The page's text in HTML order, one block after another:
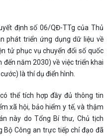
định số 06/QĐ-TTg của Thủ
phát triển ứng dụng dữ liệu về
tử phục vụ chuyển đổi số quốc
năm 2030) về việc triển khai
là thí dụ điển hình.
thể tích hợp đầy đủ thông tin
xã hội, bảo hiểm y tế, và thậm
này do Tổng Bí thư, Chủ tịch
Bộ Công an trực tiếp chỉ đạo đã